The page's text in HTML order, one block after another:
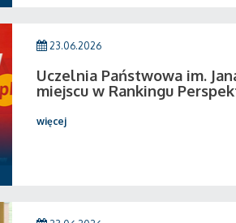
23.06.2026
Uczelnia Państwowa im.
miejscu w Rankingu
więcej